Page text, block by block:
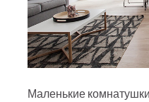
Маленькие